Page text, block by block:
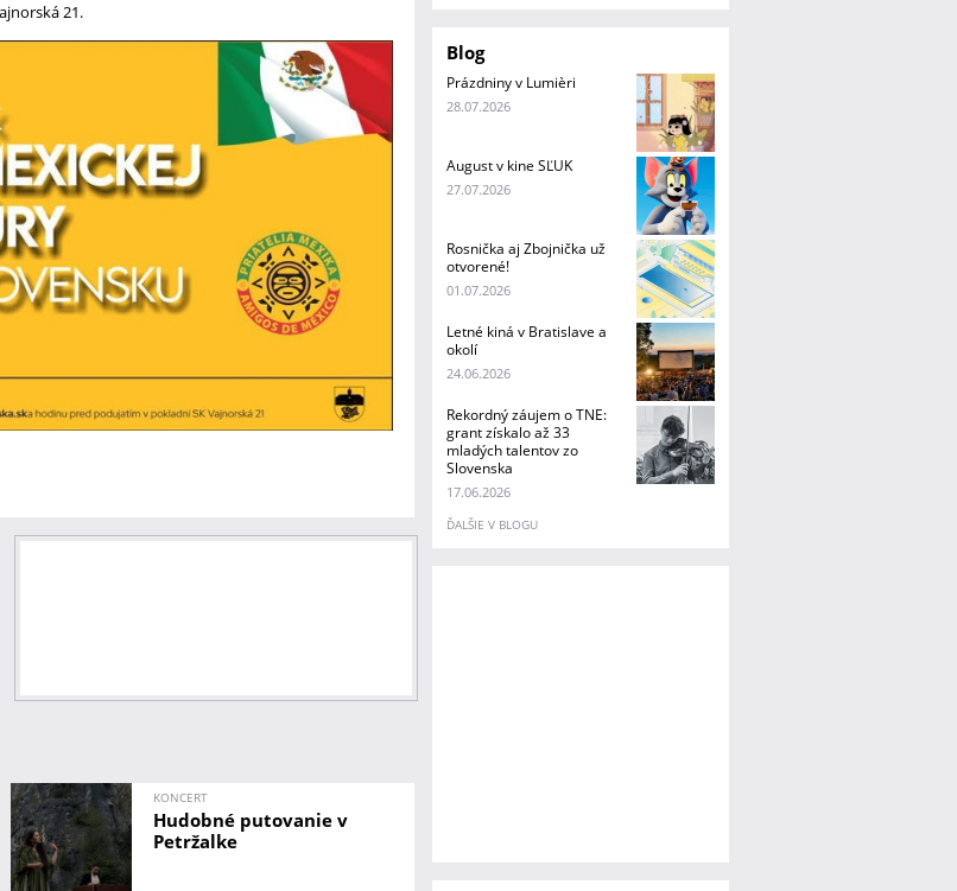
21.
KONCERT
Hudobné putovanie v
Petržalke
Blog
Prázdniny v Lumièri
28.07.2026
August v kine SĽUK
27.07.2026
Rosnička aj Zbojnička už
otvorené!
01.07.2026
Letné kiná v Bratislave a
okolí
24.06.2026
Rekordný záujem o TNE:
grant získalo až 33
mladých talentov zo
Slovenska
17.06.2026
ĎALŠIE V BLOGU